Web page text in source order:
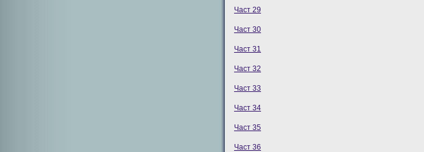
Част 29
Част 30
Част 31
Част 32
Част 33
Част 34
Част 35
Част 36